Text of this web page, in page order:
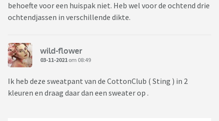
behoefte voor een huispak niet. Heb wel voor de ochtend drie
ochtendjassen in verschillende dikte.
wild-flower
03-11-2021 om 08:49
Ik heb deze sweatpant van de CottonClub ( Sting ) in 2
kleuren en draag daar dan een sweater op .